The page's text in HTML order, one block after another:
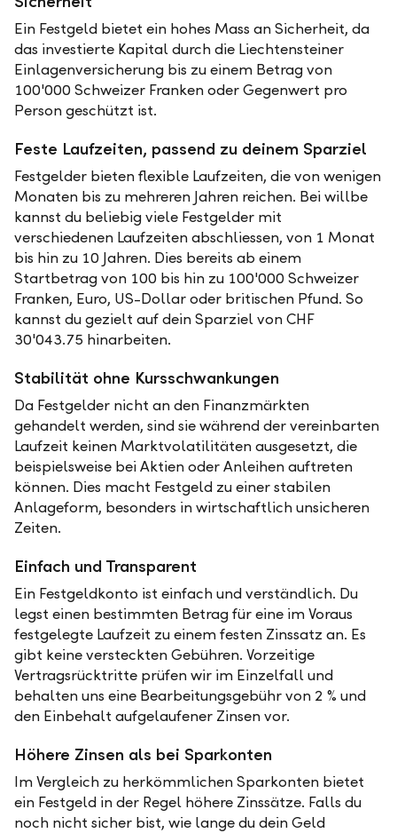
Ein Festgeld bietet ein hohes Mass an Sicherheit, da
das investierte Kapital durch die Liechtensteiner
Einlagenversicherung bis zu einem Betrag von
100'000 Schweizer Franken oder Gegenwert pro
Person geschützt ist.
Feste Laufzeiten, passend zu deinem Sparziel
Festgelder bieten flexible Laufzeiten, die von wenigen
Monaten bis zu mehreren Jahren reichen. Bei willbe
kannst du beliebig viele Festgelder mit
verschiedenen Laufzeiten abschliessen, von 1 Monat
bis hin zu 10 Jahren. Dies bereits ab einem
Startbetrag von 100 bis hin zu 100'000 Schweizer
Franken, Euro, US-Dollar oder britischen Pfund. So
kannst du gezielt auf dein Sparziel von CHF
30'043.75 hinarbeiten.
Stabilität ohne Kursschwankungen
Da Festgelder nicht an den Finanzmärkten
gehandelt werden, sind sie während der vereinbarten
Laufzeit keinen Marktvolatilitäten ausgesetzt, die
beispielsweise bei Aktien oder Anleihen auftreten
können. Dies macht Festgeld zu einer stabilen
Anlageform, besonders in wirtschaftlich unsicheren
Zeiten.
Einfach und Transparent
Ein Festgeldkonto ist einfach und verständlich. Du
legst einen bestimmten Betrag für eine im Voraus
festgelegte Laufzeit zu einem festen Zinssatz an. Es
gibt keine versteckten Gebühren. Vorzeitige
Vertragsrücktritte prüfen wir im Einzelfall und
behalten uns eine Bearbeitungsgebühr von 2 % und
den Einbehalt aufgelaufener Zinsen vor.
Höhere Zinsen als bei Sparkonten
Im Vergleich zu herkömmlichen Sparkonten bietet
ein Festgeld in der Regel höhere Zinssätze. Falls du
noch nicht sicher bist, wie lange du dein Geld